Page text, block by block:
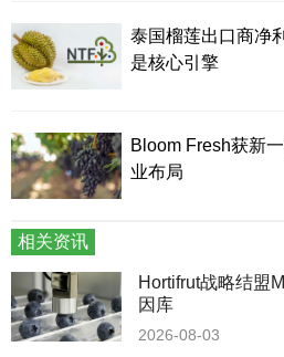
泰国榴莲出口商净
是核心引擎
Bloom Fresh获新
业布局
相关资讯
Hortifrut战略结盟
因库
2026-08-03